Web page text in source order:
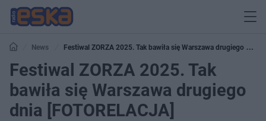
News
Festiwal ZORZA 2025. Tak bawiła się Warszawa drugiego dnia
[FOTORELACJA]
Festiwal ZORZA 2025. Tak
bawiła się Warszawa drugiego
dnia [FOTORELACJA]